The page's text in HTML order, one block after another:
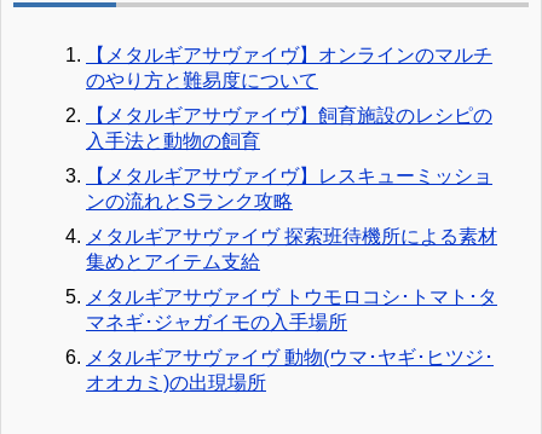
【メタルギアサヴァイヴ】オンラインのマルチ
のやり方と難易度について
【メタルギアサヴァイヴ】飼育施設のレシピの
入手法と動物の飼育
【メタルギアサヴァイヴ】レスキューミッショ
ンの流れとSランク攻略
メタルギアサヴァイヴ 探索班待機所による素材
集めとアイテム支給
メタルギアサヴァイヴ トウモロコシ･トマト･タ
マネギ･ジャガイモの入手場所
メタルギアサヴァイヴ 動物(ウマ･ヤギ･ヒツジ･
オオカミ)の出現場所